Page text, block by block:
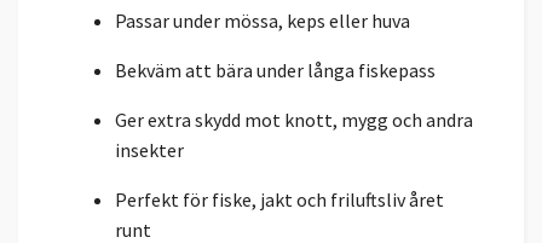
Passar under mössa, keps eller huva
Bekväm att bära under långa fiskepass
Ger extra skydd mot knott, mygg och andra
insekter
Perfekt för fiske, jakt och friluftsliv året
runt